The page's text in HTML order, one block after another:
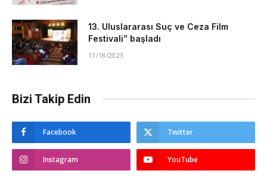
13. Uluslararası Suç ve Ceza Film
Festivali” başladı
11/18/2023
Bizi Takip Edin
Facebook Twitter
Instagram YouTube